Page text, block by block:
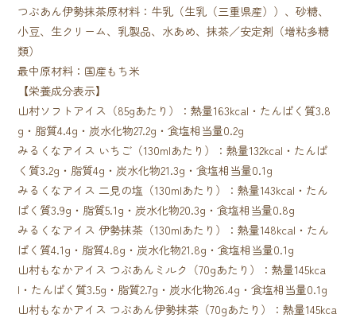
つぶあん伊勢抹茶原材料：牛乳（生乳（三重県産））、砂糖、
小豆、生クリーム、乳製品、水あめ、抹茶／安定剤（増粘多糖
類）
最中原材料：国産もち米
【栄養成分表示】
山村ソフトアイス（85gあたり）：熱量163kcal・たんぱく質3.8
g・脂質4.4g・炭水化物27.2g・食塩相当量0.2g
みるくなアイス いちご（130mlあたり）：熱量132kcal・たんぱ
く質3.2g・脂質4g・炭水化物21.3g・食塩相当量0.1g
みるくなアイス 二見の塩（130mlあたり）：熱量143kcal・たん
ぱく質3.9g・脂質5.1g・炭水化物20.3g・食塩相当量0.8g
みるくなアイス 伊勢抹茶（130mlあたり）：熱量148kcal・たん
ぱく質4.1g・脂質4.8g・炭水化物21.8g・食塩相当量0.1g
山村もなかアイス つぶあんミルク（70gあたり）：熱量145kca
l・たんぱく質3.5g・脂質2.7g・炭水化物26.4g・食塩相当量0.1g
山村もなかアイス つぶあん伊勢抹茶（70gあたり）：熱量145kca